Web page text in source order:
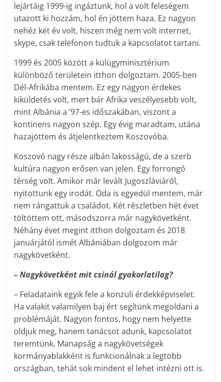
lejártáig 1999-ig ingáztunk, hol a volt feleségem
utazott ki hozzám, hol én jöttem haza. Ez nagyon
nehéz két év volt, hiszen még nem volt internet,
skype, csak telefonon tudtuk a kapcsolatot tartani.
1999 és 2005 között a külügyminisztérium
különböző területein itthon dolgoztam. 2005-ben
Dél-Afrikába mentem. Ez egy nagyon érdekes
kiküldetés volt, mert bár Afrika veszélyesebb volt,
mint Albánia a ’97-es időszakában, viszont a
kontinens nagyon szép. Egy évig maradtam, utána
hazajöttem és átjelentkeztem Koszovóba.
Koszovó nagy része albán lakosságú, de a szerb
kultúra nagyon erősen van jelen. Egy forrongó
térség volt. Amikor már levált Jugoszláviáról,
nyitottunk egy irodát. Oda is egyedül mentem, már
nem rángattuk a családot. Két részletben hét évet
töltöttem ott, másodszorra már nagykövetként.
Néhány évet megint itthon dolgoztam és 2018
januárjától ismét Albániában dolgozom már
nagykövetként.
– Nagykövetként mit csinál gyakorlatilag?
– Feladataink egyik fele a konzuli érdekképviselet.
Ha valakit valamilyen baj ért segítünk megoldani a
problémáját. Nagyon fontos, hogy nem helyette
oldjuk meg, hanem tanácsot adunk, kapcsolatot
teremtünk. Manapság a nagykövetségek
kormányablakként is funkcionálnak a legtöbb
országban, tehát sok mindent el lehet intézni ott is.